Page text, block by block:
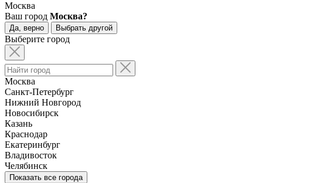
Москва
Ваш город Москва?
Да, верно Выбрать другой
Выберите город
Москва
Санкт-Петербург
Нижний Новгород
Новосибирск
Казань
Краснодар
Екатеринбург
Владивосток
Челябинск
Показать все города